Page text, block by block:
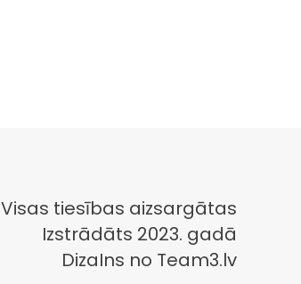
Visas tiesības aizsargātas
Izstrādāts 2023. gadā
DizaIns no Team3.lv